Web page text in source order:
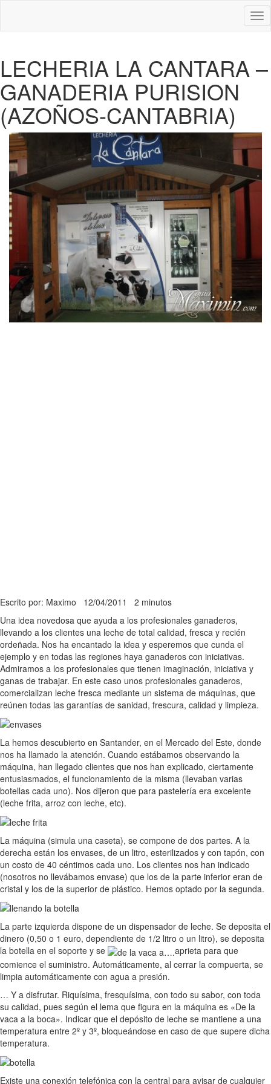
LECHERIA LA CANTARA –
GANADERIA PURISION
(AZOÑOS-CANTABRIA)
Escrito por: Maximo 12/04/2011 2 minutos
Una idea novedosa que ayuda a los profesionales ganaderos,
llevando a los clientes una leche de total calidad, fresca y recién
ordeñada. Nos ha encantado la idea y esperemos que cunda el
ejemplo y en todas las regiones haya ganaderos con iniciativas.
Admiramos a los profesionales que tienen imaginación, iniciativa y
ganas de trabajar. En este caso unos profesionales ganaderos,
comercializan leche fresca mediante un sistema de máquinas, que
reúnen todas las garantías de sanidad, frescura, calidad y limpieza.
La hemos descubierto en Santander, en el Mercado del Este, donde
nos ha llamado la atención. Cuando estábamos observando la
máquina, han llegado clientes que nos han explicado, ciertamente
entusiasmados, el funcionamiento de la misma (llevaban varias
botellas cada uno). Nos dijeron que para pastelería era excelente
(leche frita, arroz con leche, etc).
La máquina (simula una caseta), se compone de dos partes. A la
derecha están los envases, de un litro, esterilizados y con tapón, con
un costo de 40 céntimos cada uno. Los clientes nos han indicado
(nosotros no llevábamos envase) que los de la parte inferior eran de
cristal y los de la superior de plástico. Hemos optado por la segunda.
La parte izquierda dispone de un dispensador de leche. Se deposita el
dinero (0,50 o 1 euro, dependiente de 1/2 litro o un litro), se deposita
la botella en el soporte y se
aprieta para que
comience el suministro. Automáticamente, al cerrar la compuerta, se
limpia automáticamente con agua a presión.
… Y a disfrutar. Riquísima, fresquísima, con todo su sabor, con toda
su calidad, pues según el lema que figura en la máquina es «De la
vaca a la boca». Indicar que el depósito de leche se mantiene a una
temperatura entre 2º y 3º, bloqueándose en caso de que supere dicha
temperatura.
Existe una conexión telefónica con la central para avisar de cualquier